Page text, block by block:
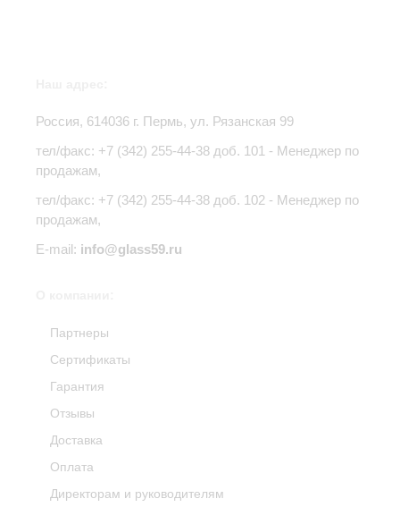
Россия, 614036 г. Пермь, ул. Рязанская 99
тел/факс: +7 (342) 255-44-38 доб. 101 - Менеджер по
продажам,
тел/факс: +7 (342) 255-44-38 доб. 102 - Менеджер по
продажам,
E-mail: info@glass59.ru
Партнеры
Сертификаты
Гарантия
Отзывы
Доставка
Оплата
Директорам и руководителям